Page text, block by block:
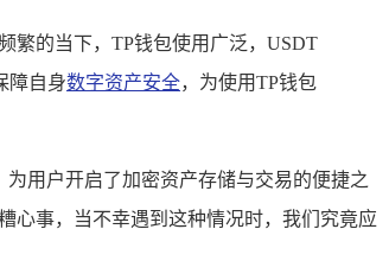
繁的当下，TP钱包使用广泛，USDT
障自身数字资产安全，为使用TP钱包
用户开启了加密资产存储与交易的便捷之
心事，当不幸遇到这种情况时，我们究竟应